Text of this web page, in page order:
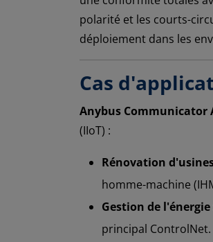
polarité et les courts-
déploiement dans les
Cas
Anybus Communicator
(IIoT) :
Rénovation
homme-machine
Gestion de l'énergie
principal ControlNet.